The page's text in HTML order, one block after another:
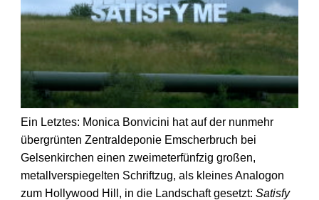
Ein Letztes: Monica Bonvicini hat auf der nunmehr
übergrünten Zentral­deponie Emscherbruch bei
Gelsenkirchen einen zweimeter­fünfzig großen,
metallverspiegelten Schriftzug, als kleines Analogon
zum Hollywood Hill, in die Landschaft gesetzt: Satisfy